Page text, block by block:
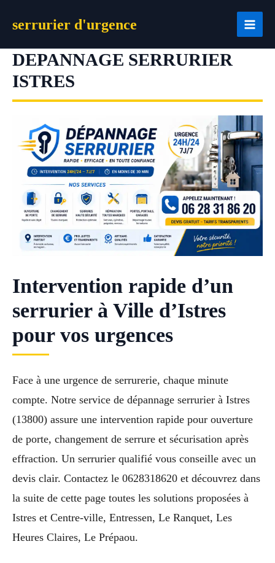
serrurier d'urgence
DEPANNAGE SERRURIER
ISTRES
Intervention rapide d’un
serrurier à Ville d’Istres
pour vos urgences
Face à une urgence de serrurerie, chaque minute
compte. Notre service de dépannage serrurier à Istres
(13800) assure une intervention rapide pour ouverture
de porte, changement de serrure et sécurisation après
effraction. Un serrurier qualifié vous conseille avec un
devis clair. Contactez le 0628318620 et découvrez dans
la suite de cette page toutes les solutions proposées à
Istres et Centre-ville, Entressen, Le Ranquet, Les
Heures Claires, Le Prépaou.